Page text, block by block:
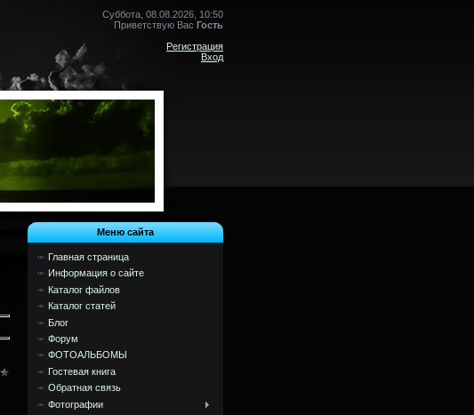
Суббота, 08.08.2026, 10:50
Приветствую Вас Гость
Регистрация
Вход
Меню сайта
Главная страница
Информация о сайте
Каталог файлов
Каталог статей
Блог
Форум
ФОТОАЛЬБОМЫ
Гостевая книга
Обратная связь
Фотографии